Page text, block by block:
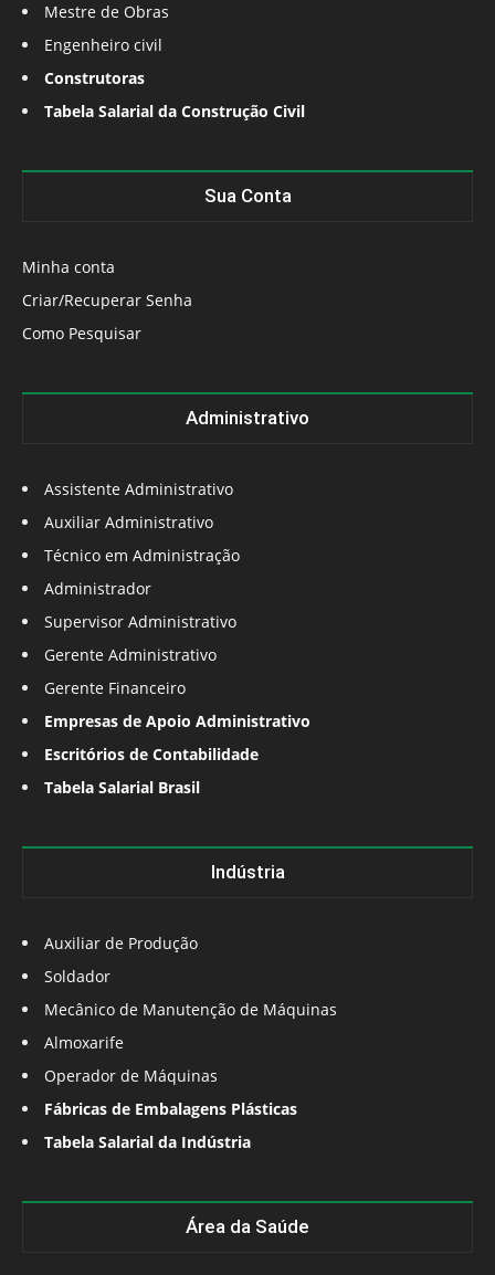
Mestre de Obras
Engenheiro civil
Construtoras
Tabela Salarial da Construção Civil
Sua Conta
Minha conta
Criar/Recuperar Senha
Como Pesquisar
Administrativo
Assistente Administrativo
Auxiliar Administrativo
Técnico em Administração
Administrador
Supervisor Administrativo
Gerente Administrativo
Gerente Financeiro
Empresas de Apoio Administrativo
Escritórios de Contabilidade
Tabela Salarial Brasil
Indústria
Auxiliar de Produção
Soldador
Mecânico de Manutenção de Máquinas
Almoxarife
Operador de Máquinas
Fábricas de Embalagens Plásticas
Tabela Salarial da Indústria
Área da Saúde